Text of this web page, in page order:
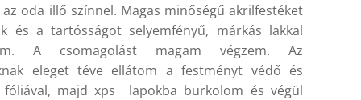
oda illő színnel. Magas minőségű akrilfestéket
és a tartósságot selyemfényű, márkás lakkal
A csomagolást magam végzem. Az
eleget téve ellátom a festményt védő és
fóliával, majd xps lapokba burkolom és végül